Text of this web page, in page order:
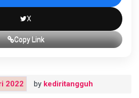
X
Copy Link
2022 by kediritangguh